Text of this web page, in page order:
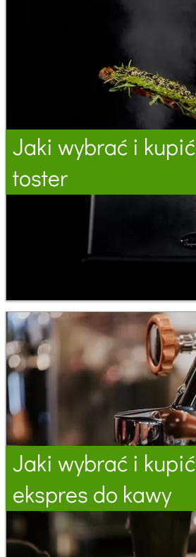
Jaki wybrać i kupić
toster
Jaki wybrać i kupić
ekspres do kawy